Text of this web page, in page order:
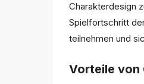
Charakterdesign
Spielfortschritt
teilnehmen und
Vorteile von